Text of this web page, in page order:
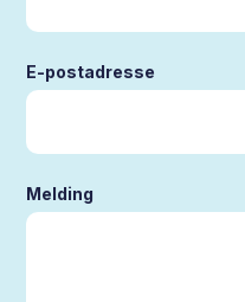
E-postadresse
Melding